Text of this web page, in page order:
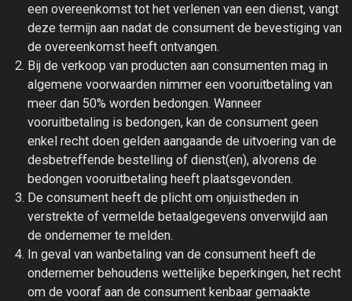
een overeenkomst tot het verlenen van een dienst, vangt
deze termijn aan nadat de consument de bevestiging van
de overeenkomst heeft ontvangen.
Bij de verkoop van producten aan consumenten mag in
algemene voorwaarden nimmer een vooruitbetaling van
meer dan 50% worden bedongen. Wanneer
vooruitbetaling is bedongen, kan de consument geen
enkel recht doen gelden aangaande de uitvoering van de
desbetreffende bestelling of dienst(en), alvorens de
bedongen vooruitbetaling heeft plaatsgevonden.
De consument heeft de plicht om onjuistheden in
verstrekte of vermelde betaalgegevens onverwijld aan
de ondernemer te melden.
In geval van wanbetaling van de consument heeft de
ondernemer behoudens wettelijke beperkingen, het recht
om de vooraf aan de consument kenbaar gemaakte